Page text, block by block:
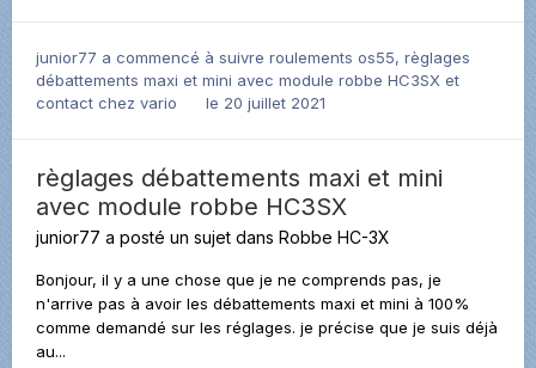
junior77 a commencé à suivre roulements os55, règlages
débattements maxi et mini avec module robbe HC3SX et
contact chez vario
le 20 juillet 2021
règlages débattements maxi et mini
avec module robbe HC3SX
junior77 a posté un sujet dans Robbe HC-3X
Bonjour, il y a une chose que je ne comprends pas, je
n'arrive pas à avoir les débattements maxi et mini à 100%
comme demandé sur les réglages. je précise que je suis déjà
au...